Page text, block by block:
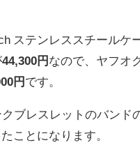
ステンレススチールケ
44,300円 なので、ヤフオ
円 です。
ブレスレットのバンド
ことになります。